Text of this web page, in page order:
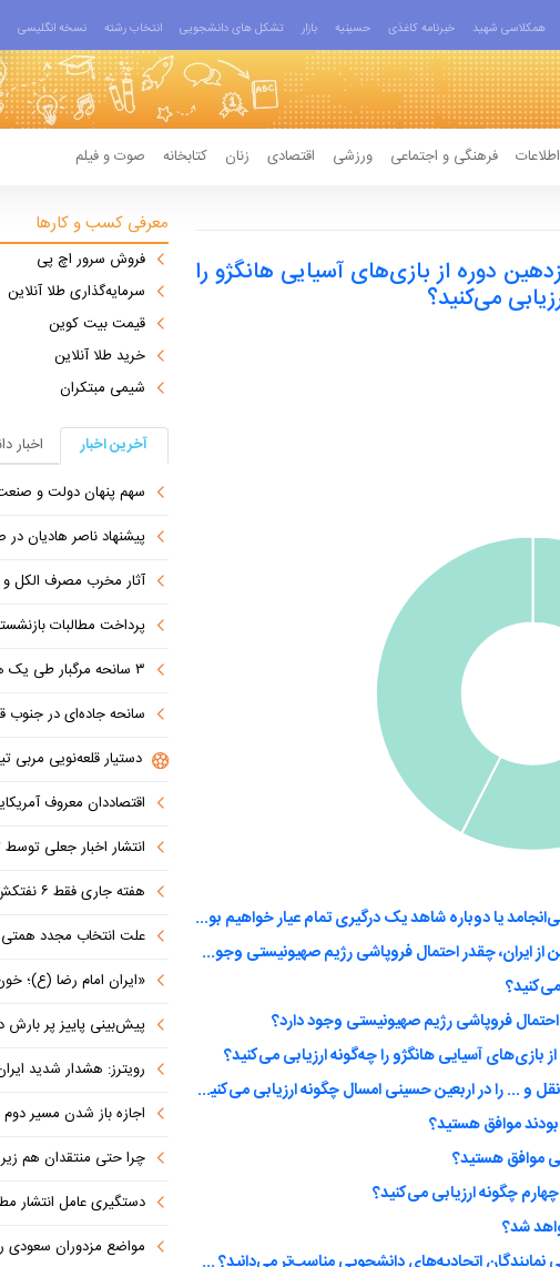
همکلاسی شهید خبرنامه کاغذی حسینیه بازار تشکل های دانشجویی انتخاب رشته نسخه انگلیسی
فرهنگی و اجتماعی ورزشی اقتصادی زنان کتابخانه صوت و فیلم
دوره از بازی‌های آسیایی هانگژو را
می‌کنید؟
به نظر شما توافق با آمریکا به پایان مخاصمات می‌انجامد یا دوباره شاهد یک درگیری تمام عیار خواهیم بود؟
بنظر شما باتوجه به حوادث اخیر و شکست سنگین از ایران، چقدر احتمال فروپاشی رژیم صهیونیستی وجود دارد؟
فروپاشی رژیم صهیونیستی وجود دارد؟
بازی‌های آسیایی هانگژو را چه‌گونه ارزیابی می‌کنید؟
عملکرد مسئولین از نظر خدماتی، امنیتی، حمل و نقل و ... را در اربعین حسینی امسال چگونه ارزیابی می‌کنید؟
موافق هستید؟
موافق هستید؟
چگونه ارزیابی می‌کنید؟
شد؟
معرفی کسب و کارها
فروش سرور اچ پی
سرمایه‌گذاری طلا آنلاین
قیمت بیت کوین
خرید طلا آنلاین
شیمی مبتکران
آخرین اخبار
اخبار
سهم پنهان دولت و صنعت در
پیشنهاد ناصر هادیان در صداوسیما:
آثار مخرب مصرف الکل و
پرداخت مطالبات بازنشستگان در اولویت
۳ سانحه مرگبار طی یک هفته در بزرگراه‌های تهران؛ هشدار دوباره به رانندگان و عابران
سانحه جاده‌ای در جنوب قاهره با ۱۴
دستیار قلعه‌نویی مربی
اقتصاددان معروف
انتشار اخبار جعلی توسط
هفته جاری فقط ۶ نفتکش از تنگه عبور کردند
علت انتخاب مجدد همتی برای بانک مرکزی مشخص شد:
«ایران امام رضا (ع)؛ خون‌خواه و
پیش‌بینی پاییز پر بارش
رویترز: هشدار شدید ایران به
اجازه باز شدن مسیر دوم
چرا حتی منتقدان هم زیر
دستگیری عامل انتشار مطالب
مواضع مزدوران سعودی را با